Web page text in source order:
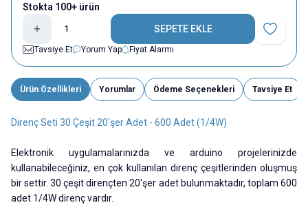
Stokta 100+ ürün
SEPETE EKLE
Favoriye
Tavsiye Et
Yorum Yap Fiyat Alarmı
Ürün Özellikleri Yorumlar Ödeme Seçenekleri Tavsiye Et
Direnç Seti 30 Çeşit 20'şer Adet - 600 Adet (1/4W)
Elektronik uygulamalarınızda ve arduino projelerinizde
kullanabileceğiniz, en çok kullanılan direnç çeşitlerinden oluşmuş
bir settir. 30 çeşit dirençten 20'şer adet bulunmaktadır, toplam 600
adet 1/4W direnç vardır.